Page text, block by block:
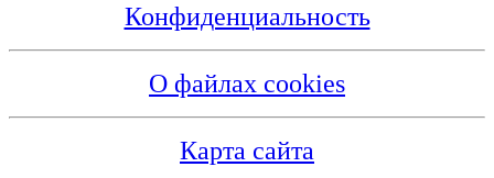
Конфиденциальность
О файлах cookies
Карта сайта